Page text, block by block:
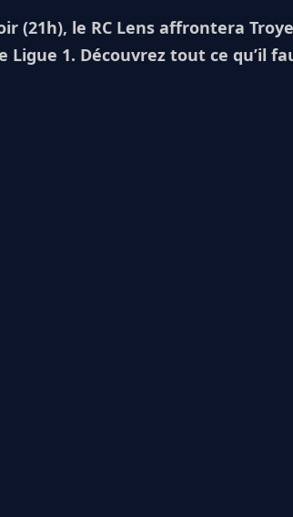
(21h), le RC Lens affrontera
Ligue 1. Découvrez tout ce qu’il